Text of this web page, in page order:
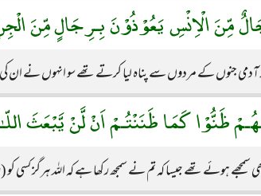
مِّنَ الْاِنْسِ يَعُوْذُوْنَ بِـرِجَالٍ مِّنَ
آدمی جنوں کے مردوں سے پناہ لیا کرتے تھے سو انہوں نے ان
ظَنُّوْا كَمَا ظَنَنْتُـمْ اَنْ لَّنْ يَّبْعَثَ
سمجھے ہوئے تھے جیسا کہ تم نے سمجھ رکھا ہے کہ اللہ ہرگز کسی کو